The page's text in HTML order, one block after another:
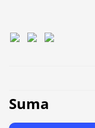
Suma